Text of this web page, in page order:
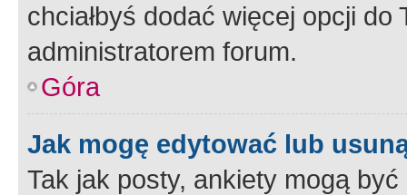
chciałbyś dodać więcej opcji
administratorem forum.
Góra
Jak mogę edytować lub
Tak jak posty, ankiety mogą